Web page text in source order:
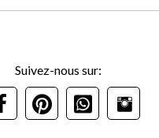
Suivez-nous sur: